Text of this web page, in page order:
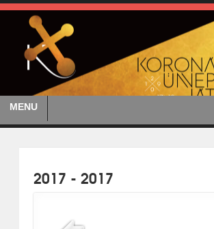
MENU
2017 - 2017